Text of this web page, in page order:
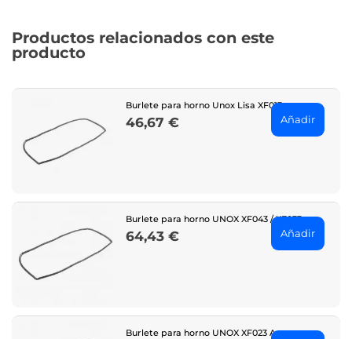
Productos relacionados con este
producto
Burlete para horno Unox Lisa XF013
Price
46,67 € Añadir
Burlete para horno UNOX XF043 / XF033
Price
64,43 € Añadir
Burlete para horno UNOX XF023 Anna